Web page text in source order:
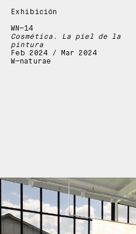
Exhibición
WN—14
Cosmética. La piel de la
pintura
Feb 2024 / Mar 2024
W—naturae